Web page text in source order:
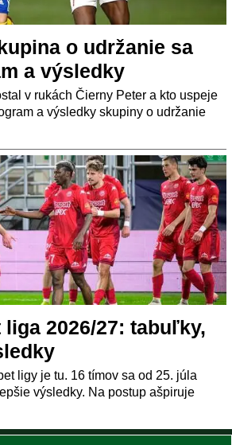
o udržanie sa
a výsledky
v rukách Čierny Peter a kto uspeje
a výsledky skupiny o udržanie
liga 2026/27: tabuľky,
ligy je tu. 16 tímov sa od 25. júla
výsledky. Na postup ašpiruje